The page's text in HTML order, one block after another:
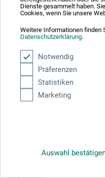
Dienste gesammelt haben.
Cookies, wenn Sie unsere
Weitere Informationen finden
Datenschutzerklärung.
Notwendig
Präferenzen
Statistiken
Marketing
Auswahl
Betalingsmetoder
Produktkategorier